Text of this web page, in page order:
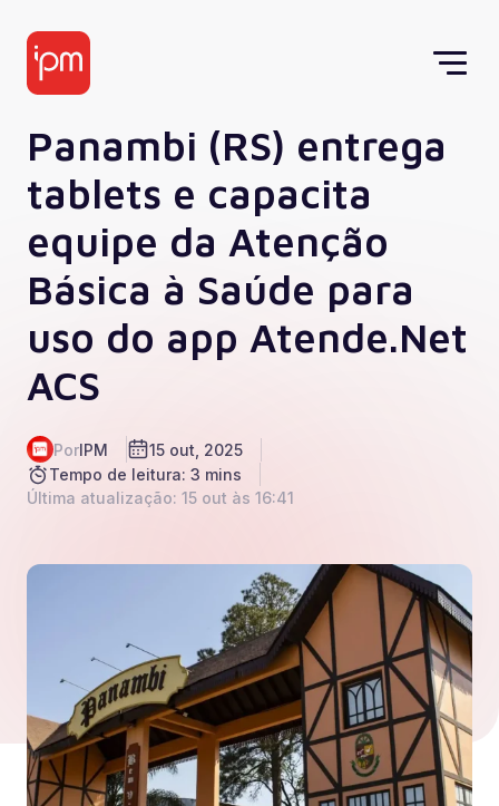
Panambi (RS) entrega
tablets e capacita
equipe da Atenção
Básica à Saúde para
uso do app Atende.Net
ACS
PorIPM
15 out, 2025
Tempo de leitura: 3 mins
Última atualização: 15 out às 16:41